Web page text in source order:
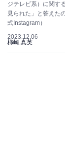
ジテレビ系）に関す
見られた」と答えた
式Instagram）
2023.12.06
柿崎 真英